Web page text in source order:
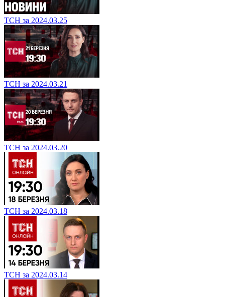
ТСН за 2024.03.25
ТСН за 2024.03.21
ТСН за 2024.03.20
ТСН за 2024.03.18
ТСН за 2024.03.14